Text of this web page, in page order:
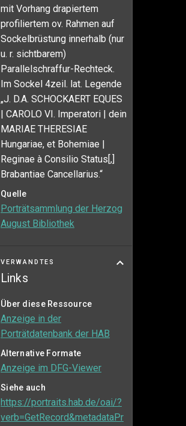
mit Vorhang drapiertem
profiliertem ov. Rahmen auf
Sockelbrüstung innerhalb (nur
u. r. sichtbarem)
Parallelschraffur-Rechteck.
Im Sockel 4zeil. lat. Legende
„J. D.A. SCHOCKAERT EQUES
| CAROLO VI. Imperatori | dein
MARIAE THERESIAE
Hungariae, et Bohemiae |
Reginae à Consilio Status[,]
Brabantiae Cancellarius.“
Quelle
Porträtsammlung der Herzog
August Bibliothek
VERWANDTES
Links
Über diese Ressource
Anzeige in der
Porträtdatenbank der HAB
Alternative Formate
Anzeige im DFG-Viewer
Siehe auch
https://portraits.hab.de/oai/?
verb=GetRecord&metadataPr